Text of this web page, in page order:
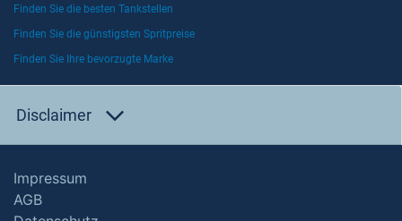
Finden Sie die besten Tankstellen
Finden Sie die günstigsten Spritpreise
Finden Sie Ihre bevorzugte Marke
Disclaimer
Impressum
AGB